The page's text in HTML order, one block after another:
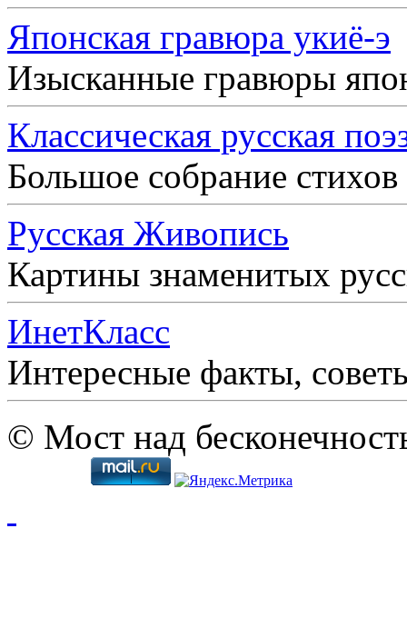
Японская гравюра укиё-э
Изысканные гравюры
Классическая русская
Большое собрание
Русская Живопись
Картины знаменитых
ИнетКласс
Интересные факты,
© Мост над